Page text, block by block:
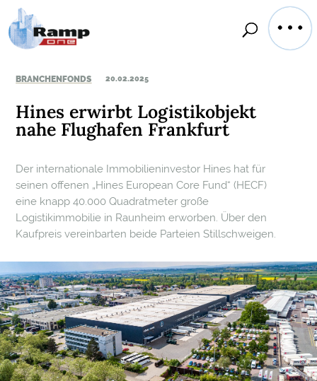
BRANCHENFONDS 20.02.2025
Hines erwirbt Logistikobjekt
nahe Flughafen Frankfurt
Der internationale Immobilieninvestor Hines hat für
seinen offenen „Hines European Core Fund“ (HECF)
eine knapp 40.000 Quadratmeter große
Logistikimmobilie in Raunheim erworben. Über den
Kaufpreis vereinbarten beide Parteien Stillschweigen.